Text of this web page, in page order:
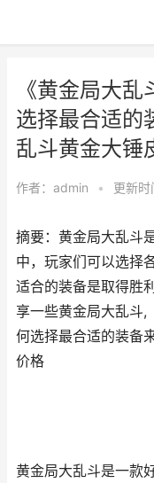
《黄金局大
选择最合适的
乱斗黄金大锤
作者： admin • 更新
摘要：黄金局大乱斗
中，玩家们可以选择
适合的装备是取得胜
享一些黄金局大乱斗,
何选择最合适的装备
价格
黄金局大乱斗是一款